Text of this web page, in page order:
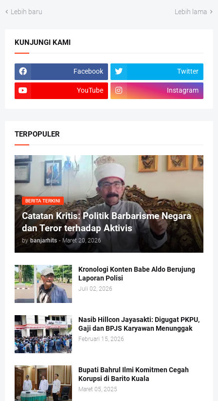
Lebih baru Lebih lama
KUNJUNGI KAMI
Facebook Twitter
YouTube Instagram
TERPOPULER
BERITA TERKINI
Catatan Kritis: Politik Barbarisme Negara
dan Teror terhadap Aktivis
by banjarhits - Maret 20, 2026
Kronologi Konten Babe Aldo Berujung
Laporan Polisi
Juli 02, 2026
Nasib Hillcon Jayasakti: Digugat PKPU,
Gaji dan BPJS Karyawan Menunggak
Februari 15, 2026
Bupati Bahrul Ilmi Komitmen Cegah
Korupsi di Barito Kuala
Maret 05, 2025